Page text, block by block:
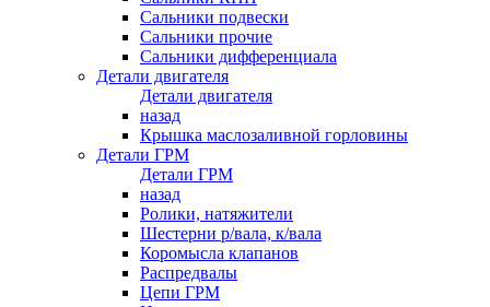
Сальники подвески
Сальники прочие
Сальники дифференциала
Детали двигателя
Детали двигателя
назад
Крышка маслозаливной горловины
Детали ГРМ
Детали ГРМ
назад
Ролики, натяжители
Шестерни р/вала, к/вала
Коромысла клапанов
Распредвалы
Цепи ГРМ